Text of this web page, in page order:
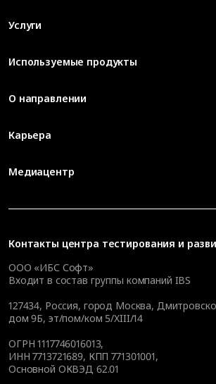
Контакты центра тестирования и
ООО «ИБС Софт»
Входит в состав группы компаний IBS
127434, Россия, город Москва,
дом 9Б, эт/пом/ком 5/XIII/14
ОГРН 1117746016013,
ИНН 7713721689, КПП 771301001,
Основной ОКВЭД 62.01
Услуги
Используемые продукты
О направлении
Карьера
Медиацентр